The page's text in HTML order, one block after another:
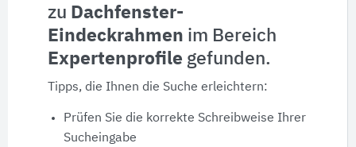
Produktinformationen
Produktdaten
Ausschreibungstexte
zu Dachfenster-
Eindeckrahmen im Bereich
Expertenprofile gefunden.
Tipps, die Ihnen die Suche erleichtern:
Prüfen Sie die korrekte Schreibweise Ihrer
Sucheingabe